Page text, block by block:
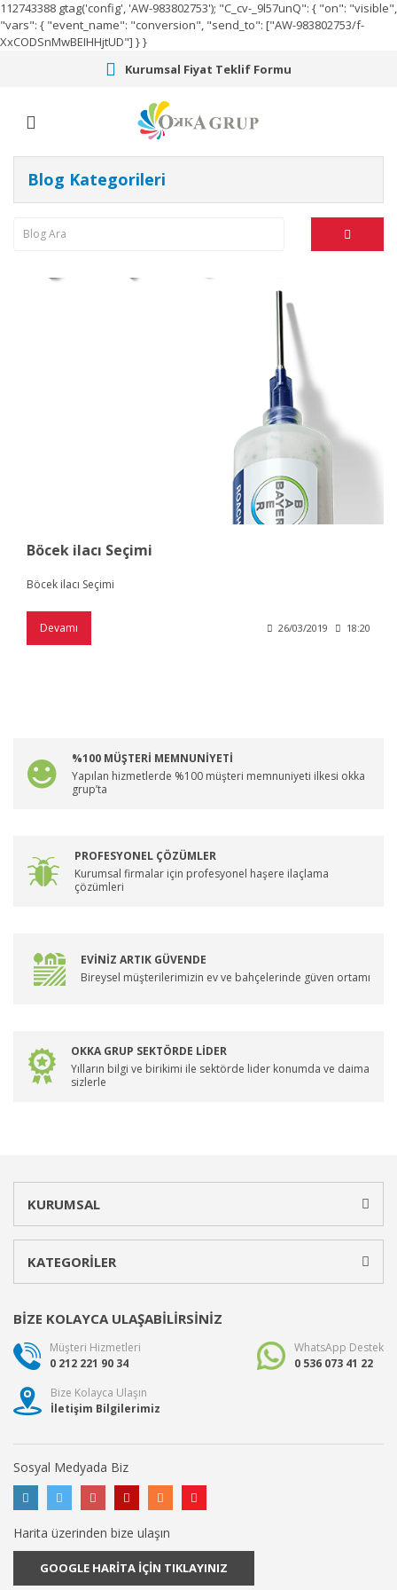
112743388 gtag('config', 'AW-983802753'); "C_cv-_9l57unQ": { "on": "visible",
"vars": { "event_name": "conversion", "send_to": ["AW-983802753/f-
XxCODSnMwBEIHHjtUD"] } }
Kurumsal Fiyat Teklif Formu
Blog Kategorileri
Böcek ilacı Seçimi
Böcek ilacı Seçimi
Devamı 26/03/2019 18:20
%100 MÜŞTERİ MEMNUNİYETİ
Yapılan hizmetlerde %100 müşteri memnuniyeti ilkesi okka
grup’ta
PROFESYONEL ÇÖZÜMLER
Kurumsal firmalar için profesyonel haşere ilaçlama
çözümleri
EVİNİZ ARTIK GÜVENDE
Bireysel müşterilerimizin ev ve bahçelerinde güven ortamı
OKKA GRUP SEKTÖRDE LİDER
Yılların bilgi ve birikimi ile sektörde lider konumda ve daima
sizlerle
KURUMSAL
KATEGORİLER
BİZE KOLAYCA ULAŞABİLİRSİNİZ
Müşteri Hizmetleri
0 212 221 90 34
WhatsApp Destek
0 536 073 41 22
Bize Kolayca Ulaşın
İletişim Bilgilerimiz
Sosyal Medyada Biz
Harita üzerinden bize ulaşın
GOOGLE HARİTA İÇİN TIKLAYINIZ